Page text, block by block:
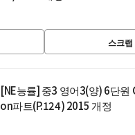
스크랩
[NE능률] 중3 영어3(양) 6단
on파트(P.124) 2015 개정